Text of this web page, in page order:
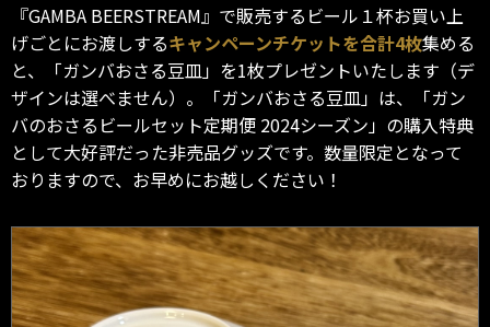
『GAMBA BEERSTREAM』で販売するビール１杯お買い上
げごとにお渡しするキャンペーンチケットを合計4枚集める
と、「ガンバおさる豆皿」を1枚プレゼントいたします（デ
ザインは選べません）。「ガンバおさる豆皿」は、「ガン
バのおさるビールセット定期便 2024シーズン」の購入特典
として大好評だった非売品グッズです。数量限定となって
おりますので、お早めにお越しください！